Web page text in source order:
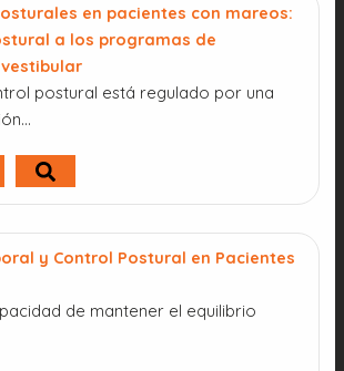
en pacientes con mareos:
a los programas de
postural está regulado por una
y Control Postural en Pacientes
de mantener el equilibrio